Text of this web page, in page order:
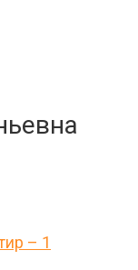
– 1